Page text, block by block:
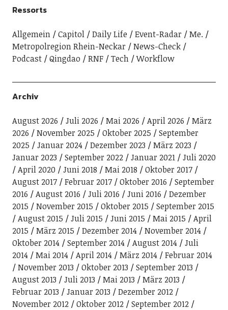
Ressorts
Allgemein Capitol Daily Life Event-Radar
Me.
Metropolregion Rhein-Neckar
News-Check
Podcast
Qingdao RNF Tech Workflow
Archiv
August 2026 Juli 2026 Mai 2026 April 2026
März
2026
November 2025 Oktober 2025
September
2025
Januar 2024 Dezember 2023
März 2023
Januar 2023
September 2022 Januar 2021
Juli 2020
April 2020
Juni 2018 Mai 2018
Oktober 2017
August 2017
Februar 2017 Oktober 2016
September
2016
August 2016 Juli 2016 Juni 2016
Dezember
2015
November 2015 Oktober 2015
September 2015
August 2015
Juli 2015 Juni 2015 Mai 2015
April
2015
März 2015 Dezember 2014
November 2014
Oktober 2014
September 2014 August 2014
Juli
2014
Mai 2014 April 2014 März 2014
Februar 2014
November 2013
Oktober 2013
September 2013
August 2013
Juli 2013 Mai 2013
März 2013
Februar 2013
Januar 2013
Dezember 2012
November 2012
Oktober 2012
September 2012